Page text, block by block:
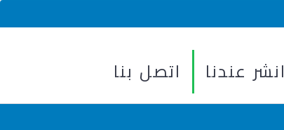
انشر عندنا اتصل بنا